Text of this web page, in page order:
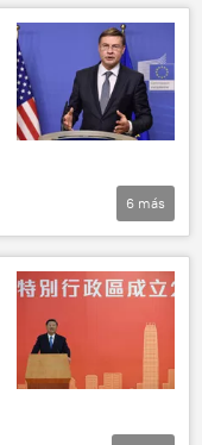
📰 Consecuencias económicas de las sanciones occidentales contra Rusia
6 más